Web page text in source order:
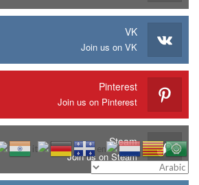
VK
Join us on VK
Pinterest
Join us on Pinterest
Steam
Join us on Steam